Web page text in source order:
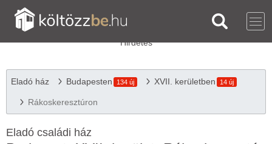
Eladó ház Budapesten 134 új XVII. kerületben 14 új
Rákoskeresztúron
Eladó családi ház